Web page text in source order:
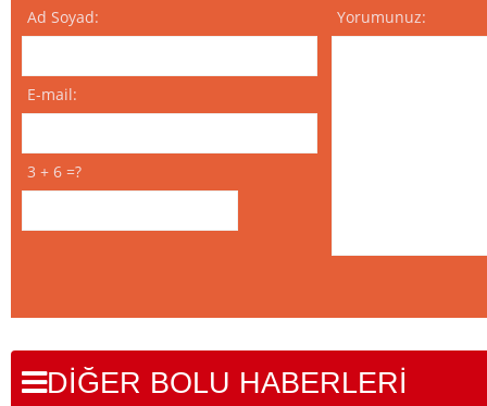
Ad Soyad:
E-mail:
3 + 6 =?
Yorumunuz:
DİĞER BOLU HABERLERİ